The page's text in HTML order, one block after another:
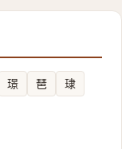
璟 琶
㻖